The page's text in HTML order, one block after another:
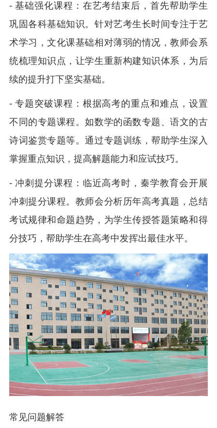
- 基础强化课程：在艺考结束后，首先帮助学生
巩固各科基础知识。针对艺考生长时间专注于艺
术学习，文化课基础相对薄弱的情况，教师会系
统梳理知识点，让学生重新构建知识体系，为后
续的提升打下坚实基础。
- 专题突破课程：根据高考的重点和难点，设置
不同的专题课程。如数学的函数专题、语文的古
诗词鉴赏专题等。通过专题训练，帮助学生深入
掌握重点知识，提高解题能力和应试技巧。
- 冲刺提分课程：临近高考时，秦学教育会开展
冲刺提分课程。教师会分析历年高考真题，总结
考试规律和命题趋势，为学生传授答题策略和得
分技巧，帮助学生在高考中发挥出最佳水平。
常见问题解答